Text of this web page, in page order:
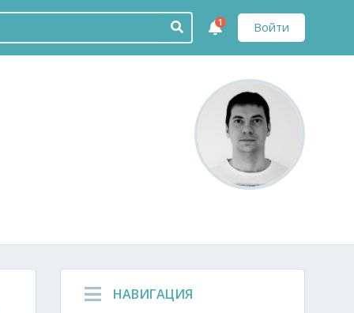
Войти
1
НАВИГАЦИЯ